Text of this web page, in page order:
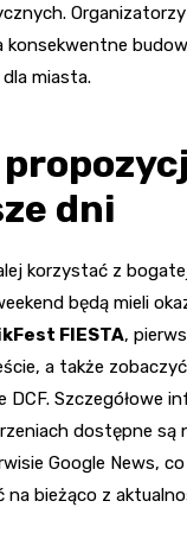
konsekwentne
miasta.
dni
korzystać z
będą mieli
FIESTA,
a także
DCF. Szczegółowe
dostępne są
Google News,
na bieżąco z